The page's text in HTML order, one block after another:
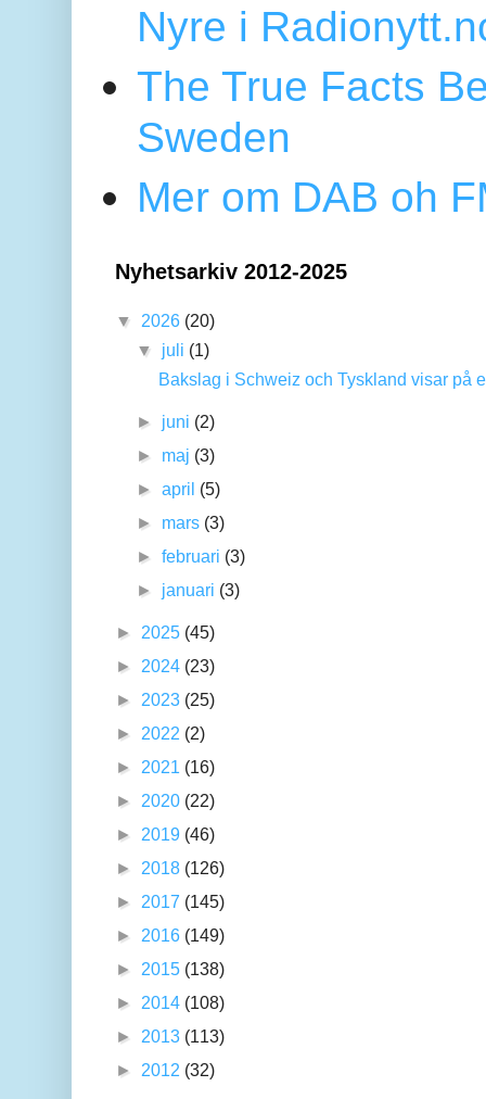
Nyre i
The True Facts
Sweden
Mer om DAB oh
Nyhetsarkiv 2012-2025
▼ 2026 (20)
▼ juli (1)
Bakslag i Schweiz och Tyskland visar på
► juni (2)
► maj (3)
►april (5)
► mars (3)
►februari (3)
► januari (3)
► 2025 (45)
► 2024 (23)
► 2023 (25)
► 2022 (2)
► 2021 (16)
► 2020 (22)
► 2019 (46)
► 2018 (126)
► 2017 (145)
► 2016 (149)
► 2015 (138)
► 2014 (108)
► 2013 (113)
► 2012 (32)